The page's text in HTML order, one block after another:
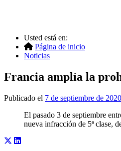
Usted está en:
Página de inicio
Noticias
Francia amplía la
Publicado el 7 de septiembre de 2020
El pasado 3 de septiembre
nueva infracción de 5ª clase,